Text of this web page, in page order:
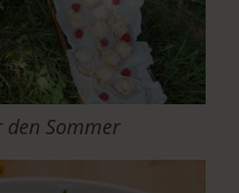
den Sommer